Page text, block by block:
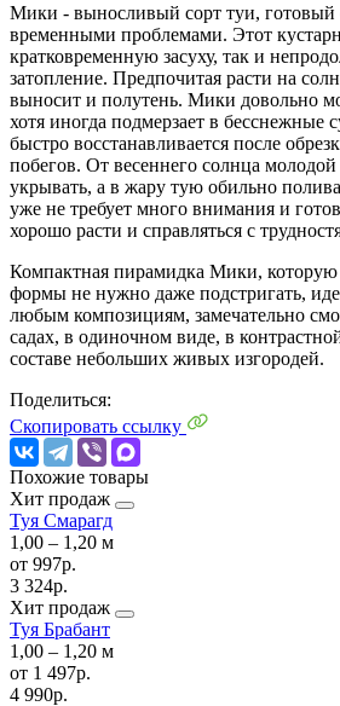
Мики - выносливый сорт туи, готовый
временными проблемами. Этот
кратковременную засуху, так и
затопление. Предпочитая расти на
выносит и полутень. Мики довольно
хотя иногда подмерзает в бесснежные
быстро восстанавливается после
побегов. От весеннего солнца
укрывать, а в жару тую обильно
уже не требует много внимания и
хорошо расти и справляться с
Компактная пирамидка Мики, которую
формы не нужно даже подстригать,
любым композициям, замечательно
садах, в одиночном виде, в
составе небольших живых изгородей.
Поделиться:
Скопировать ссылку
Похожие товары
Хит продаж
Туя Смарагд
1,00 ‒ 1,20 м
от 997р.
3 324р.
Хит продаж
Туя Брабант
1,00 ‒ 1,20 м
от 1 497р.
4 990р.